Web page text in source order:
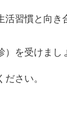
習慣と向き
を受けまし
さい。